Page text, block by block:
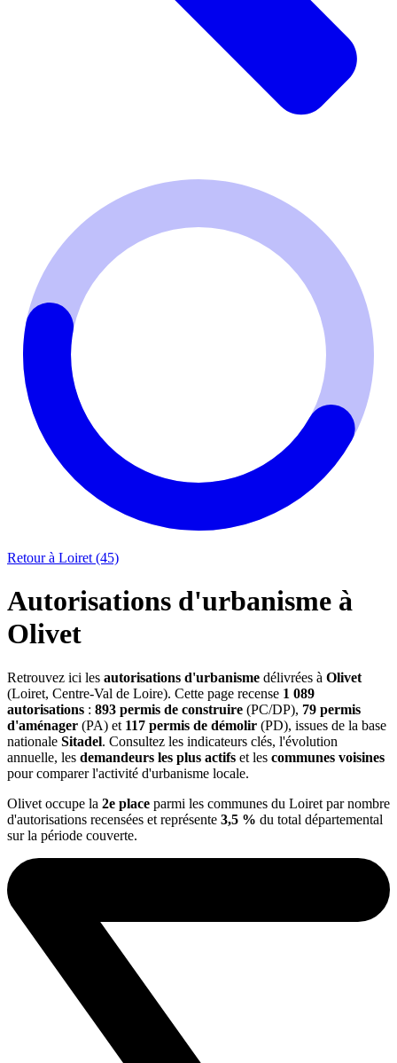
Retour à Loiret (45)
Autorisations d'urbanisme à
Olivet
Retrouvez ici les autorisations d'urbanisme délivrées à Olivet
(Loiret, Centre-Val de Loire). Cette page recense 1 089
autorisations : 893 permis de construire (PC/DP), 79 permis
d'aménager (PA) et 117 permis de démolir (PD), issues de la base
nationale Sitadel. Consultez les indicateurs clés, l'évolution
annuelle, les demandeurs les plus actifs et les communes voisines
pour comparer l'activité d'urbanisme locale.
Olivet occupe la 2e place parmi les communes du Loiret par nombre
d'autorisations recensées et représente 3,5 % du total départemental
sur la période couverte.